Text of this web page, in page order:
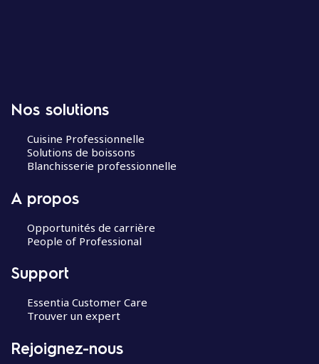
Nos solutions
Cuisine Professionnelle
Solutions de boissons
Blanchisserie professionnelle
A propos
Opportunités de carrière
People of Professional
Support
Essentia Customer Care
Trouver un expert
Rejoignez-nous